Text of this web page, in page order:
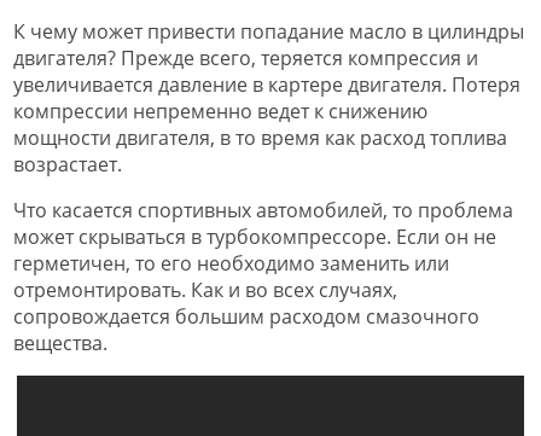
К чему может привести попадание масло в цилиндры
двигателя? Прежде всего, теряется компрессия и
увеличивается давление в картере двигателя. Потеря
компрессии непременно ведет к снижению
мощности двигателя, в то время как расход топлива
возрастает.
Что касается спортивных автомобилей, то проблема
может скрываться в турбокомпрессоре. Если он не
герметичен, то его необходимо заменить или
отремонтировать. Как и во всех случаях,
сопровождается большим расходом смазочного
вещества.